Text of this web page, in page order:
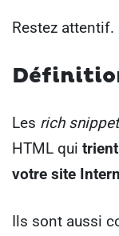
Restez attentif.
Les rich
HTML qui
votre site
Ils sont aussi